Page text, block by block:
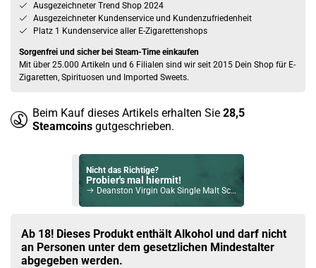
Ausgezeichneter Trend Shop 2024
Ausgezeichneter Kundenservice und Kundenzufriedenheit
Platz 1 Kundenservice aller E-Zigarettenshops
Sorgenfrei und sicher bei Steam-Time einkaufen
Mit über 25.000 Artikeln und 6 Filialen sind wir seit 2015 Dein Shop für E-
Zigaretten, Spirituosen und Imported Sweets.
Beim Kauf dieses Artikels erhalten Sie 28,5
Steamcoins gutgeschrieben.
Nicht das Richtige?
Probier's mal hiermit!
Deanston Virgin Oak Single Malt Scotch Whisky 46,3% Vol. 700ml
Check das mal!
Pallini Limoncello Likör 26% Vol. 500ml
Ab 18! Dieses Produkt enthält Alkohol und darf nicht
an Personen unter dem gesetzlichen Mindestalter
abgegeben werden.